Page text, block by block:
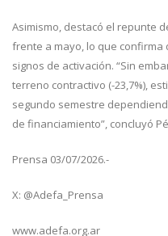
Asimismo, destacó el repunte
frente a mayo, lo que
signos de activación. “Sin
terreno contractivo (-23,7%),
segundo semestre
de financiamiento”, concluyó
Prensa 03/07/2026.-
X: @Adefa_Prensa
www.adefa.org.ar